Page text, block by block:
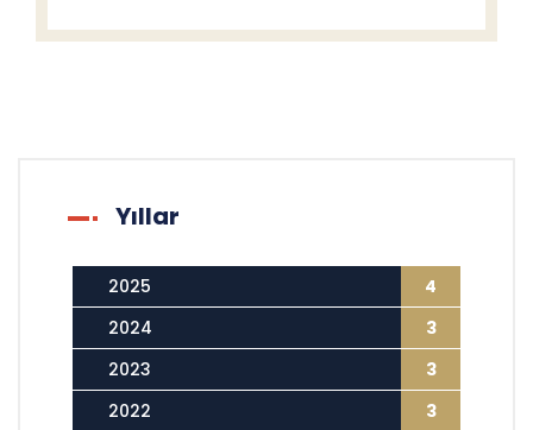
Yıllar
2025
4
2024
3
2023
3
2022
3